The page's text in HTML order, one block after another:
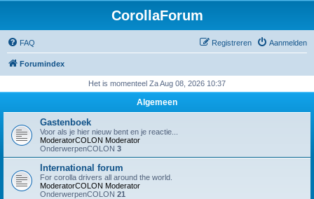
CorollaForum
FAQ Aanmelden
Registreren
Forumindex
Het is momenteel Za Aug 08, 2026 10:37
Algemeen
Gastenboek
Voor als je hier nieuw bent en je reactie...
ModeratorCOLON Moderator
OnderwerpenCOLON 3
International forum
For corolla drivers all around the world.
ModeratorCOLON Moderator
OnderwerpenCOLON 21